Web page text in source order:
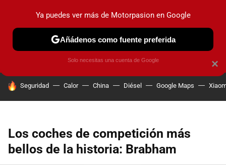
PRUEBAS COCHES ELÉCTRICOS OBSERVATORIO
HOY SE HABLA DE
Seguridad Calor China Diésel Google Maps
Los coches de competición más
bellos de la historia: Brabham
×
Ya puedes ver más de Motorpasion en Google
Añádenos como fuente preferida
Solo necesitas una cuenta de Google